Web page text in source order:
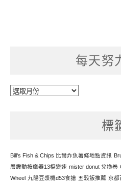
每天努
每
標
Bill's Fish & Chips 比爾炸魚薯條地點資訊
層震動按摩器13檔變速 mister donut 兌換卷
Wheel 九陽豆漿機d53食譜 五穀飯推薦 京都